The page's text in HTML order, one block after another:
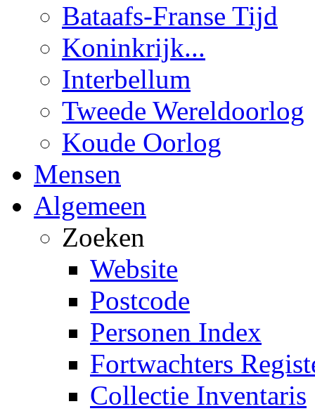
Bataafs-Franse Tijd
Koninkrijk...
Interbellum
Tweede Wereldoorlog
Koude Oorlog
Mensen
Algemeen
Zoeken
Website
Postcode
Personen Index
Fortwachters
Collectie Inventaris